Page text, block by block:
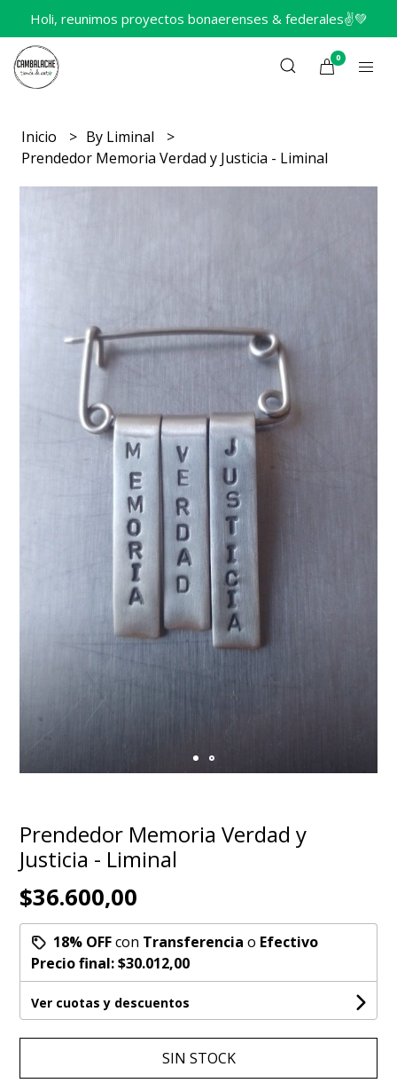
Holi, reunimos proyectos bonaerenses & federales✌️💚
0
Inicio
By Liminal
Prendedor Memoria Verdad y Justicia - Liminal
Prendedor Memoria Verdad y
Justicia - Liminal
$36.600,00
18% OFFcon Transferencia o Efectivo
Precio final:$30.012,00
Ver cuotas y descuentos
SIN STOCK